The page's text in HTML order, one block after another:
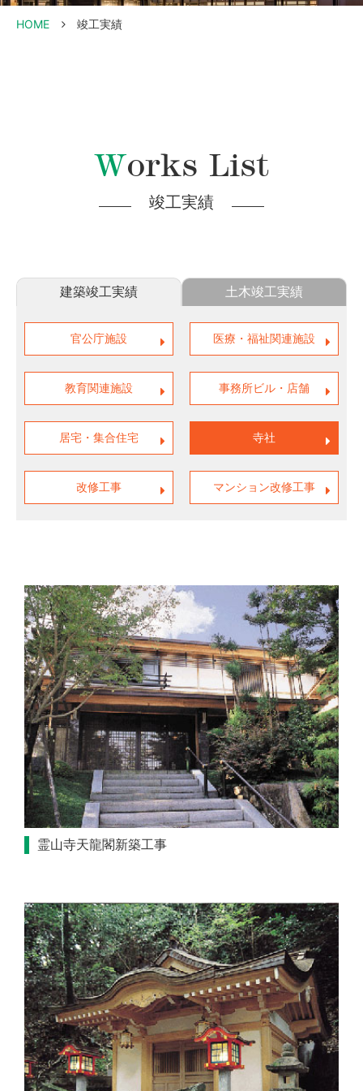
HOME 竣工実績
Works List
竣工実績
建築竣工実績 土木竣工実績
官公庁施設 医療・福祉関連施設
教育関連施設 事務所ビル・店舗
居宅・集合住宅 寺社
改修工事 マンション改修工事
霊山寺天龍閣新築工事